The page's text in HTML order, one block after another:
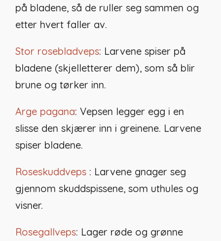
på bladene, så de ruller seg sammen og
etter hvert faller av.
Stor rosebladveps: Larvene spiser på
bladene (skjelletterer dem), som så blir
brune og tørker inn.
Arge pagana: Vepsen legger egg i en
slisse den skjærer inn i greinene. Larvene
spiser bladene.
Roseskuddveps : Larvene gnager seg
gjennom skuddspissene, som uthules og
visner.
Rosegallveps: Lager røde og grønne